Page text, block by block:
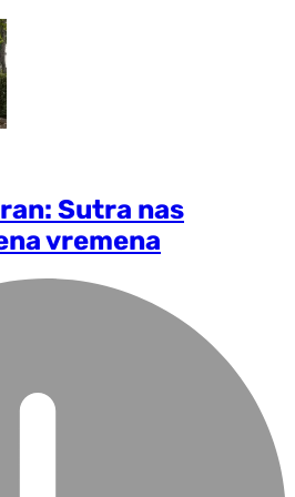
Sutra nas
vremena